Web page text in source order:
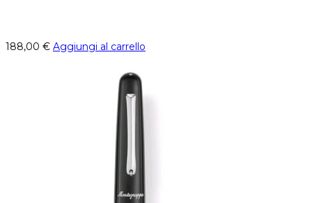
188,00 € Aggiungi al carrello